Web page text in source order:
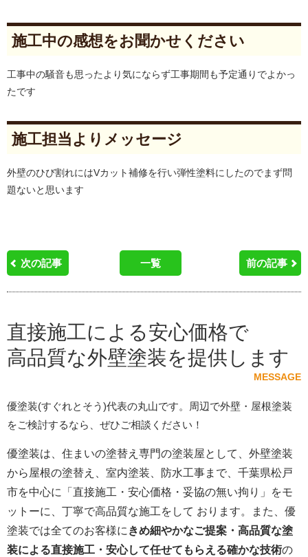
施工中の感想をお聞かせください
工事中の騒音も思ったより気にならず工事期間も予定通りでよかっ
たです
施工担当よりメッセージ
外壁のひび割れにはVカット補修を行い弾性塗料にしたのでまず問
題ないと思います
次の記事 一覧 前の記事
直接施工による安心価格で
高品質な外壁塗装を提供します
MESSAGE
優塗装(すぐれとそう)代表の丸山です。周辺で外壁・屋根塗装
をご検討するなら、ぜひご相談ください！
優塗装は、住まいの塗替え専門の塗装屋として、外壁塗装
から屋根の塗替え、室内塗装、防水工事まで、千葉県松戸
市を中心に「直接施工・安心価格・妥協の無い拘り」をモ
ットーに、丁寧で高品質な施工をして おります。また、優
塗装では全てのお客様にきめ細やかなご提案・高品質な塗
装による直接施工・安心して任せてもらえる確かな技術の